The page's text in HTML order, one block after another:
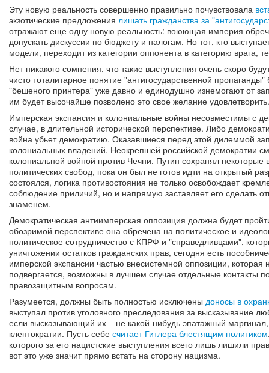
Эту новую реальность совершенно правильно почувствовала
экзотические предложения лишать гражданства за
отражают еще одну новую реальность: воюющая империя
допускать дискуссии по бюджету и налогам. Но тот, кто
модели, переходит из категории оппонента в категорию врага,
Нет никакого сомнения, что такие выступления очень скоро
чисто тоталитарное понятие "антигосударственной
"бешеного принтера" уже давно и единодушно изнемогают от
им будет высочайше позволено это свое желание удовлетворить.
Имперская экспансия и колониальные войны несовместимы с
случае, в длительной исторической перспективе. Либо
война убьет демократию. Оказавшиеся перед этой дилеммой
колониальных владений. Неокрепшей российской демократии
колониальной войной против Чечни. Путин сохранял некоторые
политических свобод, пока он был не готов идти на открытый
состоялся, логика противостояния не только освобождает
соблюдение приличий, но и напрямую заставляет его сделать
знаменем.
Демократическая антиимперская оппозиция должна будет
обозримой перспективе она обречена на политическое и
политическое сотрудничество с КПРФ и "справедливцами",
уничтожении остатков гражданских прав, сегодня есть
имперской экспансии частью внесистемной оппозиции,
подвергается, возможны в лучшем случае отдельные контакты
правозащитным вопросам.
Разумеется, должны быть полностью исключены доносы в
выступал против уголовного преследования за высказывание
если высказывающий их – не какой-нибудь эпатажный
клептократии. Пусть себе считает Гитлера блестящим политиком
которого за его нацистские выступления всего лишь лишили
вот это уже значит прямо встать на сторону нацизма.